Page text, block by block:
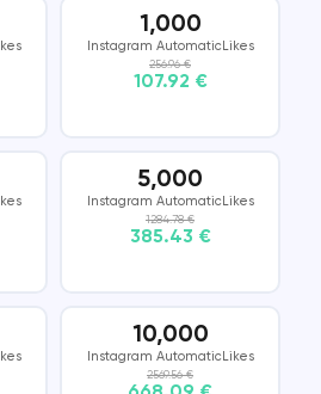
1,000
Instagram AutomaticLikes
256.96 €
107.92 €
5,000
Instagram AutomaticLikes
1284.78 €
385.43 €
10,000
Instagram AutomaticLikes
2569.56 €